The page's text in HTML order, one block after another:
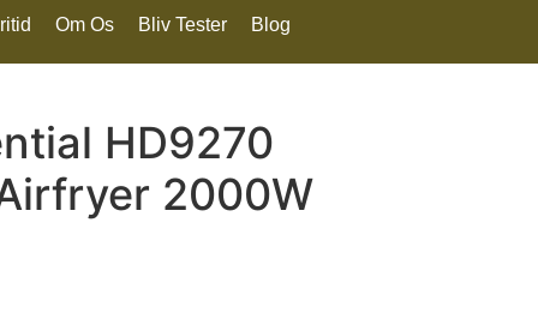
Om Os Bliv Tester Blog
HD9270
2000W